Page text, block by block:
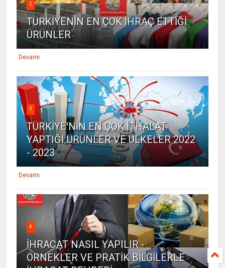
2
TÜRKİYENİN EN ÇOK İHRAÇ ETTİĞİ
ÜRÜNLER
Devamı
3
TÜRKİYE'NİN EN ÇOK İTHALAT
YAPTIĞI ÜRÜNLER VE ÜLKELER 2022
- 2023
Devamı
4
İHRACAT NASIL YAPILIR -
ÖRNEKLER VE PRATİK BİLGİLERLE